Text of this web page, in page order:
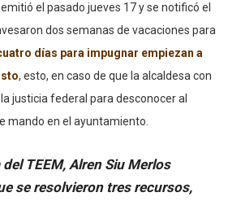
el pasado jueves 17 y se notificó el
dos semanas de vacaciones para
días para impugnar empiezan a
, esto, en caso de que la alcaldesa con
justicia federal para desconocer al
mando en el ayuntamiento.
TEEM, Alren Siu Merlos
se resolvieron tres recursos,